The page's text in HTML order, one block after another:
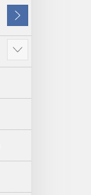
Sunod
Ipakita
ang
pa